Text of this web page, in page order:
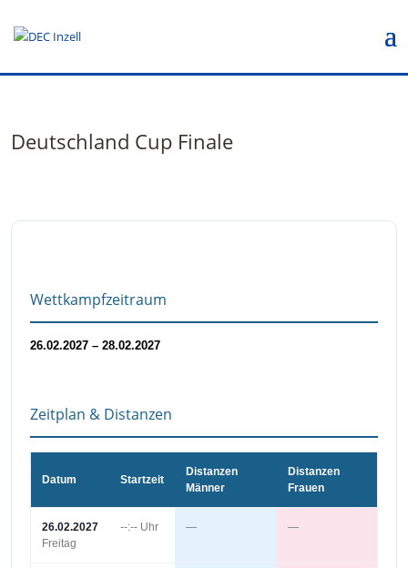
Deutschland Cup Finale
Wettkampfzeitraum
26.02.2027 – 28.02.2027
Zeitplan & Distanzen
Datum Startzeit
Distanzen
Männer
Distanzen
Frauen
26.02.2027
Freitag
--:-- Uhr — —